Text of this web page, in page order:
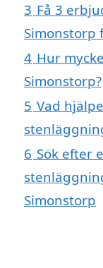
3 Få 3
Simonstorp
4 Hur
Simonstorp?
5 Vad
6 Sök efter
Simonstorp